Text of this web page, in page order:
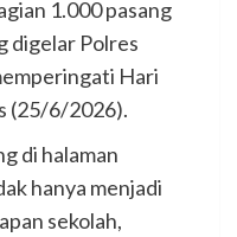
1.000 pasang
digelar Polres
Hari
(25/6/2026).
di halaman
hanya menjadi
sekolah,